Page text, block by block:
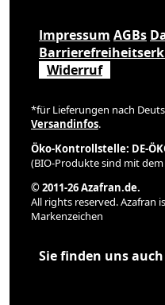
Impressum AGBs
Widerruf
*für Lieferungen nach
Versandinfos.
Öko-Kontrollstelle: DE-
(BIO-Produkte sind mit
© 2011-26 Azafran.de.
All rights reserved. Azafran
Markenzeichen
Sie finden uns